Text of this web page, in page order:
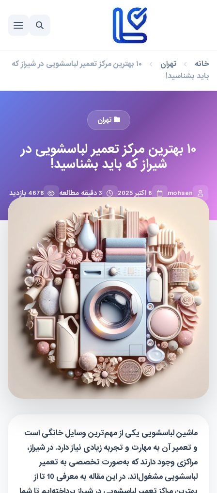
خانه تهران
۱۰ بهترین مرکز تعمیر لباسشویی در شیراز که
باید بشناسید!
تهران
۱۰ بهترین مرکز تعمیر لباسشویی در
شیراز که باید بشناسید!
mohsen 6 اکتبر 2025 3 دقیقه مطالعه 4678 بازدید
ماشین لباسشویی یکی از مهم‌ترین وسایل خانگی است
و تعمیر آن به مهارت و تجربه زیادی نیاز دارد. در شیراز،
مراکزی وجود دارند که به‌صورت تخصصی به تعمیر
لباسشویی مشغول‌اند. در این مقاله به معرفی 10 تا از